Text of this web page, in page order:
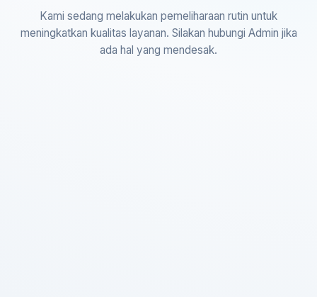
Kami sedang melakukan pemeliharaan rutin untuk
meningkatkan kualitas layanan. Silakan hubungi Admin jika
ada hal yang mendesak.